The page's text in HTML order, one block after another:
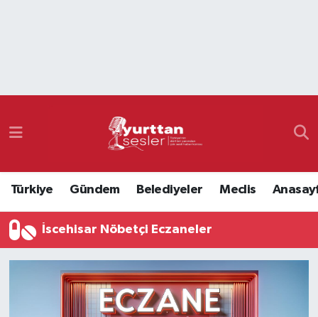
Türkiye Gündem Belediyeler Meclis
İscehisar Nöbetçi Eczaneler
Namaz Vakitleri
Süper Lig Puan Durumu ve Fikstür
Tüm Manşetler
Son Dakika Haberleri
Haber Arşivi